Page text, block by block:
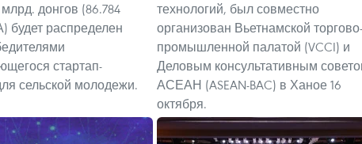
донгов (86.784
будет распределен
стартап-
сельской молодежи.
технологий, был совместно
организован Вьетнамской торгово-
промышленной палатой (VCCI) и
Деловым консультативным
АСЕАН (ASEAN-BAC) в Ханое 16
октября.